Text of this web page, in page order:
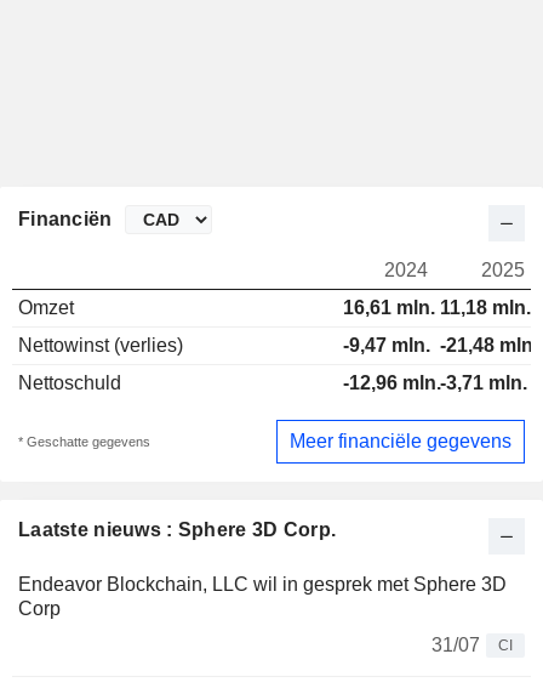
Laatste nieuws : Sphere 3D Corp.
Endeavor Blockchain, LLC wil in gesprek met Sphere 3D
Corp
31/07
CI
Financiën
2024
2025
Omzet
16,61 mln. 11,18 mln.
Nettowinst (verlies)
-9,47 mln. -21,48 mln.
Nettoschuld
-12,96 mln.-3,71 mln.
* Geschatte gegevens Meer financiële gegevens